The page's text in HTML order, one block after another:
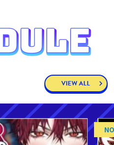
VIEW ALL